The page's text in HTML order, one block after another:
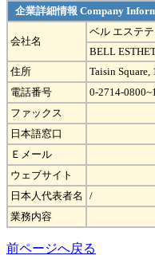
企業詳細情報 Company
会社名
ベル エステ
BELL
住所
Taisin
電話番号
0-2714-
ファックス
日本語窓口
Ｅメール
ウェブサイト
日本人代表者名
/
業務内容
前ページへ戻る